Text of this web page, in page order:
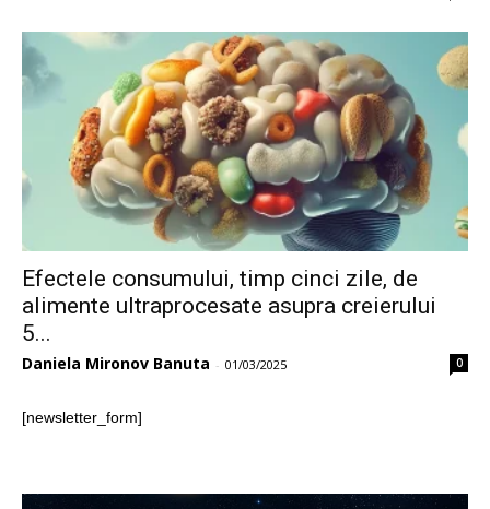
Efectele consumului, timp cinci zile, de
alimente ultraprocesate asupra creierului
5...
Daniela Mironov Banuta - 01/03/2025 0
[newsletter_form]